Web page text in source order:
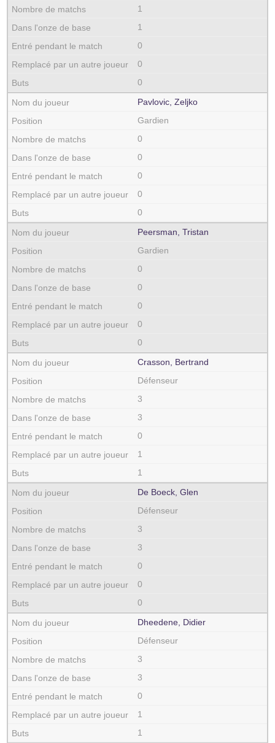
1
1
0
0
0
Pavlovic, Zeljko
Gardien
0
0
0
0
0
Peersman, Tristan
Gardien
0
0
0
0
0
Crasson, Bertrand
Défenseur
3
3
0
1
1
De Boeck, Glen
Défenseur
3
3
0
0
0
Dheedene, Didier
Défenseur
3
3
0
1
1